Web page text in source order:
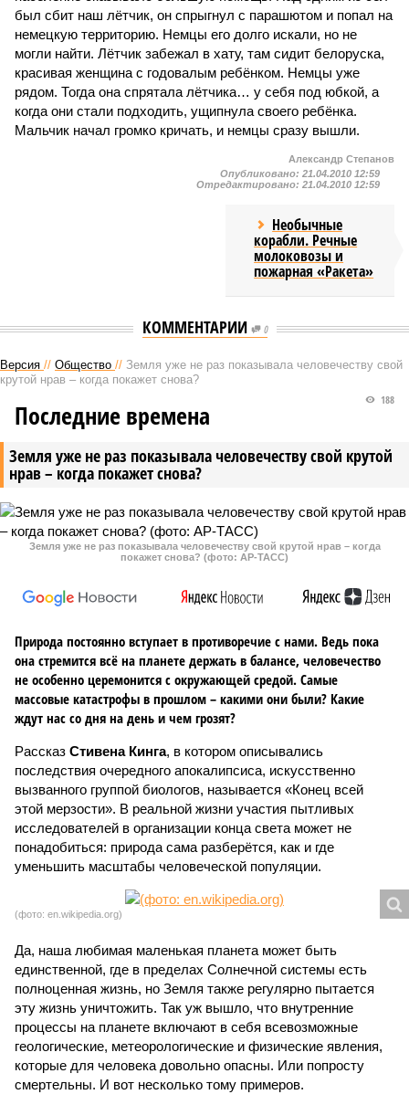
был сбит наш лётчик, он спрыгнул с парашютом и попал на
немецкую территорию. Немцы его долго искали, но не
могли найти. Лётчик забежал в хату, там сидит белоруска,
красивая женщина с годовалым ребёнком. Немцы уже
рядом. Тогда она спрятала лётчика… у себя под юбкой, а
когда они стали подходить, ущипнула своего ребёнка.
Мальчик начал громко кричать, и немцы сразу вышли.
Александр Степанов
Опубликовано: 21.04.2010 12:59
Отредактировано: 21.04.2010 12:59
Необычные
корабли. Речные
молоковозы и
пожарная «Ракета»
КОММЕНТАРИИ 0
Версия // Общество // Земля уже не раз показывала человечеству свой
крутой нрав – когда покажет снова?
Земля уже не раз показывала человечеству свой крутой
нрав – когда покажет снова?
188
Последние времена
Земля уже не раз показывала человечеству свой крутой нрав – когда
покажет снова? (фото: АР-ТАСС)
Природа постоянно вступает в противоречие с нами. Ведь пока
она стремится всё на планете держать в балансе, человечество
не особенно церемонится с окружающей средой. Самые
массовые катастрофы в прошлом – какими они были? Какие
ждут нас со дня на день и чем грозят?
Рассказ Стивена Кинга, в котором описывались
последствия очередного апокалипсиса, искусственно
вызванного группой биологов, называется «Конец всей
этой мерзости». В реальной жизни участия пытливых
исследователей в организации конца света может не
понадобиться: природа сама разберётся, как и где
уменьшить масштабы человеческой популяции.
(фото: en.wikipedia.org)
Да, наша любимая маленькая планета может быть
единственной, где в пределах Солнечной системы есть
полноценная жизнь, но Земля также регулярно пытается
эту жизнь уничтожить. Так уж вышло, что внутренние
процессы на планете включают в себя всевозможные
геологические, метеорологические и физические явления,
которые для человека довольно опасны. Или попросту
смертельны. И вот несколько тому примеров.